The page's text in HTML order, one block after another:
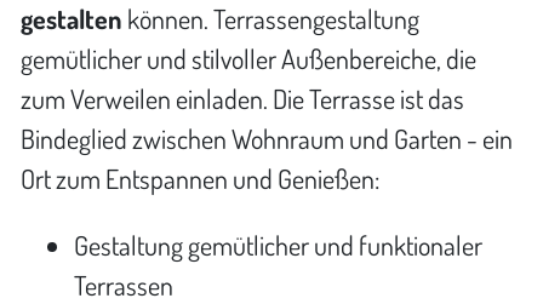
gestalten können. Terrassengestaltung
gemütlicher und stilvoller Außenbereiche, die
zum Verweilen einladen. Die Terrasse ist das
Bindeglied zwischen Wohnraum und Garten - ein
Ort zum Entspannen und Genießen:
Gestaltung gemütlicher und funktionaler
Terrassen